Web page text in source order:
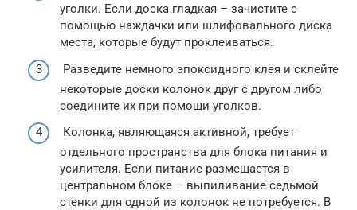
уголки. Если доска гладкая – зачистите с
помощью наждачки или шлифовального диска
места, которые будут проклеиваться.
Разведите немного эпоксидного клея и склейте
некоторые доски колонок друг с другом либо
соедините их при помощи уголков.
Колонка, являющаяся активной, требует
отдельного пространства для блока питания и
усилителя. Если питание размещается в
центральном блоке – выпиливание седьмой
стенки для одной из колонок не потребуется. В